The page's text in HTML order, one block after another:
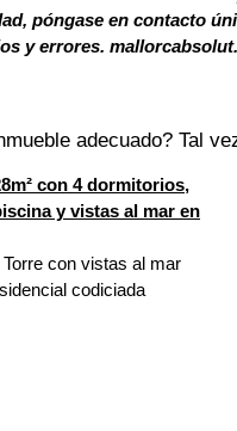
póngase en contacto
y errores.
adecuado? Tal
con 4 dormitorios,
y vistas al mar en
con vistas al mar
codiciada